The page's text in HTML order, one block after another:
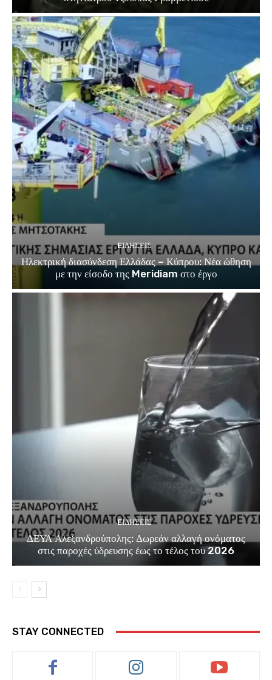
EΙΔΗΣΕΙΣ
Ηλεκτρική διασύνδεση Ελλάδας – Κύπρου: Νέα ώθηση
με την είσοδο της Meridiam στο έργο
EΙΔΗΣΕΙΣ
ΔΕΥΑ Αλεξανδρούπολης: Δωρεάν αλλαγή ονόματος
στις παροχές ύδρευσης έως το τέλος του 2026
STAY CONNECTED